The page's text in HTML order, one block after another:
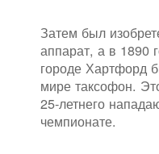
Затем был
аппарат, а в 1890
городе Хартфорд
мире таксофон.
25-летнего
чемпионате.